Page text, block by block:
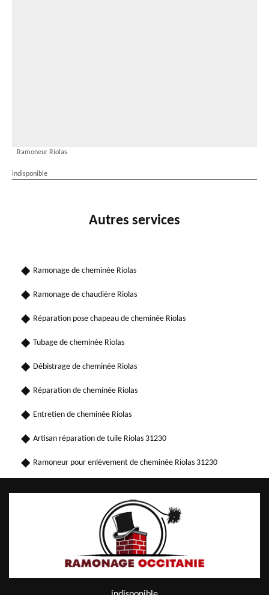
Ramoneur Riolas
indisponible
Autres services
Ramonage de cheminée Riolas
Ramonage de chaudière Riolas
Réparation pose chapeau de cheminée Riolas
Tubage de cheminée Riolas
Débistrage de cheminée Riolas
Réparation de cheminée Riolas
Entretien de cheminée Riolas
Artisan réparation de tuile Riolas 31230
Ramoneur pour enlèvement de cheminée Riolas 31230